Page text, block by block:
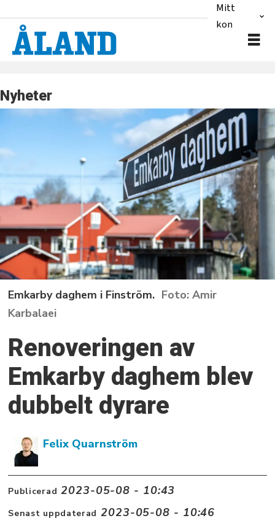
Mitt
konto
Nyheter
Emkarby daghem i Finström.
Amir
Karbalaei
Renoveringen av
Emkarby daghem blev
dubbelt dyrare
Felix Quarnström
Publicerad 2023-05-08 - 10:43
Senast uppdaterad 2023-05-08 - 10:46